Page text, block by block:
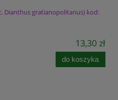
Dianthus gratianopolitanus) kod:
13,30 zł
do koszyka